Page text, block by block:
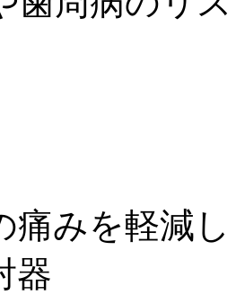
痛みを軽減
器